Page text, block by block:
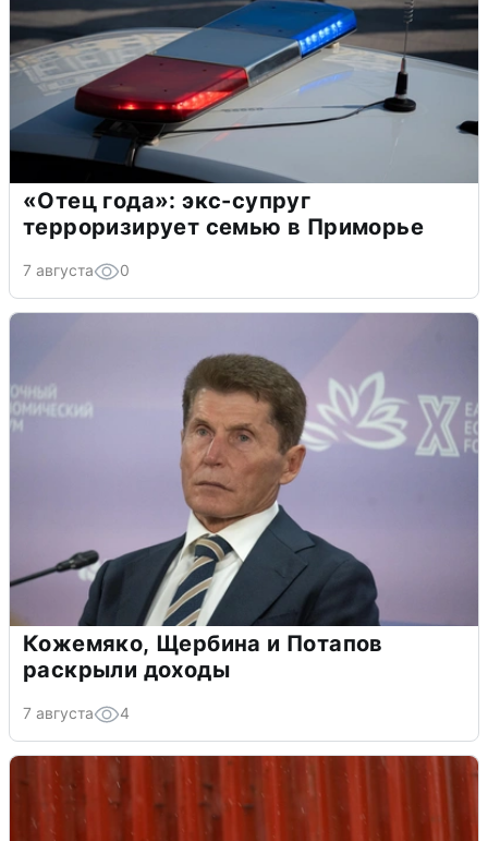
«Отец года»: экс-супруг
терроризирует семью в Приморье
7 августа 0
Кожемяко, Щербина и Потапов
раскрыли доходы
7 августа 4